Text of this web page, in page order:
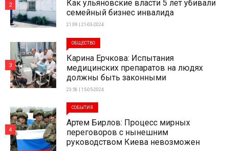
Как ульяновские власти 5 лет убивали
семейный бизнес инвалида
21:09 | 21-03-2024
2
ОБЩЕСТВО
Карина Ерчкова: Испытания
медицинских препаратов на людях
должны быть законными
23:56 | 15-05-2024
3
СОБЫТИЯ
Артем Бирлов: Процесс мирных
переговоров с нынешним
руководством Киева невозможен
4